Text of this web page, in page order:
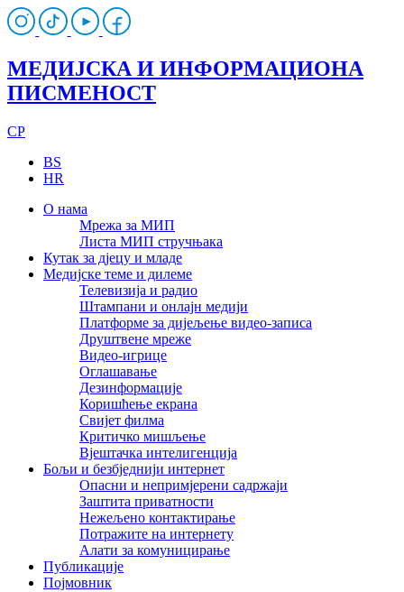
МЕДИЈСКА И ИНФОРМАЦИОНА
ПИСМЕНОСТ
CP
BS
HR
О нама
Мрежа за МИП
Листа МИП стручњака
Кутак за дјецу и младе
Медијске теме и дилеме
Телевизија и радио
Штампани и онлајн медији
Платформе за дијељење видео-записа
Друштвене мреже
Видео-игрице
Оглашавање
Дезинформације
Коришћење екрана
Свијет филма
Критичко мишљење
Вјештачка интелигенција
Бољи и безбједнији интернет
Опасни и непримјерени садржаји
Заштита приватности
Нежељено контактирање
Потражите на интернету
Алати за комуницирање
Публикације
Појмовник